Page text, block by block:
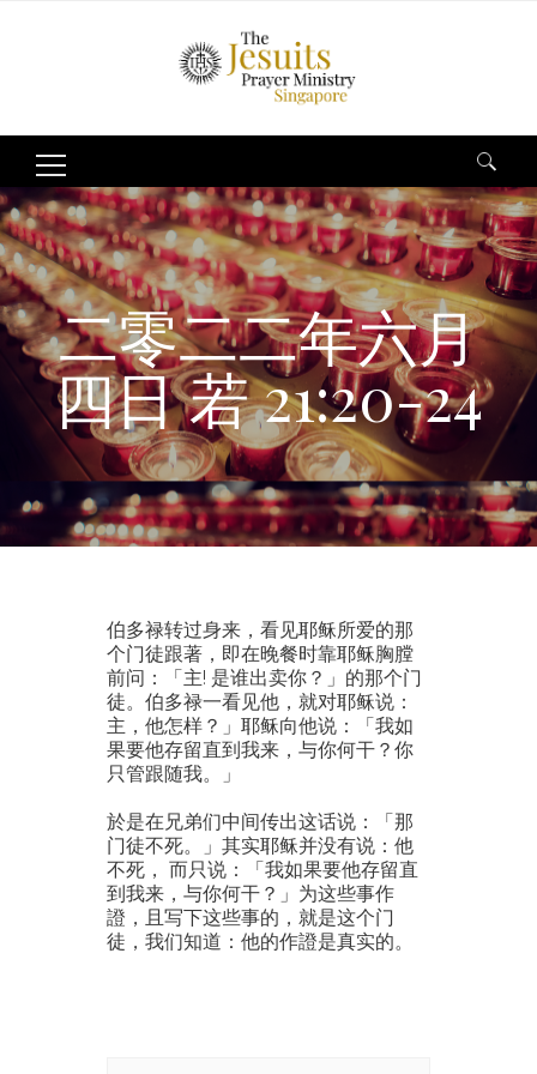
Search
for:
二零二二年六月
四日 若 21:20-24
伯多禄转过身来，看见耶稣所爱的那
个门徒跟著，即在晚餐时靠耶稣胸膛
前问：「主! 是谁出卖你？」的那个门
徒。伯多禄一看见他，就对耶稣说：
主，他怎样？」耶稣向他说：「我如
果要他存留直到我来，与你何干？你
只管跟随我。」
於是在兄弟们中间传出这话说：「那
门徒不死。」其实耶稣并没有说：他
不死， 而只说：「我如果要他存留直
到我来，与你何干？」为这些事作
證，且写下这些事的，就是这个门
徒，我们知道：他的作證是真实的。